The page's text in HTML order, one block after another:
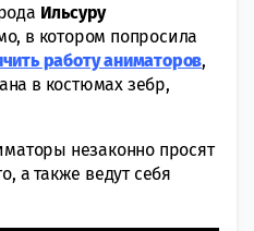
Ильсуру
в котором попросила
работу аниматоров,
в костюмах зебр,
незаконно просят
а также ведут себя